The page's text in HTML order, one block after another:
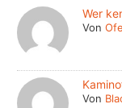
Wer
Von
Von